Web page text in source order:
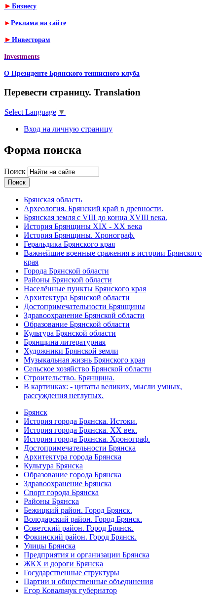
► Бизнесу
► Реклама на сайте
► Инвесторам
Investments
О Президенте Брянского теннисного клуба
Перевести страницу. Translation
Select Language ▼
Вход на личную страницу
Форма поиска
Поиск
Брянская область
Археология. Брянский край в древности.
Брянская земля с VIII до конца XVIII века.
История Брянщины XIX - XX века
История Брянщины. Хронограф.
Геральдика Брянского края
Важнейшие военные сражения в истории Брянского
края
Города Брянской области
Районы Брянской области
Населённые пункты Брянского края
Архитектура Брянской области
Достопримечательности Брянщины
Здравоохранение Брянской области
Образование Брянской области
Культура Брянской области
Брянщина литературная
Художники Брянской земли
Музыкальная жизнь Брянского края
Сельское хозяйство Брянской области
Строительство. Брянщина.
В картинках: - цитаты великих, мысли умных,
рассуждения неглупых.
Брянск
История города Брянска. Истоки.
История города Брянска. XX век.
История города Брянска. Хронограф.
Достопримечательности Брянска
Архитектура города Брянска
Культура Брянска
Образование города Брянска
Здравоохранение Брянска
Спорт города Брянска
Районы Брянска
Бежицкий район. Город Брянск.
Володарский район. Город Брянск.
Советский район. Город Брянск.
Фокинский район. Город Брянск.
Улицы Брянска
Предприятия и организации Брянска
ЖКХ и дороги Брянска
Государственные структуры
Партии и общественные объединения
Егор Ковальчук губернатор